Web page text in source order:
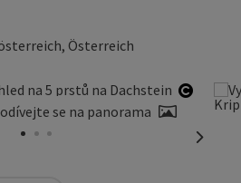
Österreich
se na panorama